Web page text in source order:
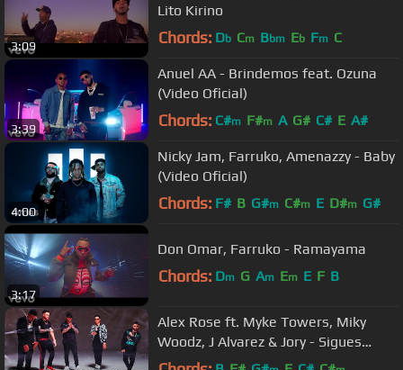
3:09
Lito Kirino
Chords: Db Cm Bbm Eb Fm C
3:39
Anuel AA - Brindemos feat. Ozuna
(Video Oficial)
Chords: C#m F#m A G# C# E A#
4:00
Nicky Jam, Farruko, Amenazzy - Baby
(Video Oficial)
Chords: F# B G#m C#m E D#m G#
3:17
Don Omar, Farruko - Ramayama
Chords: Dm G Am Em E F B
Alex Rose ft. Myke Towers, Miky
Woodz, J Alvarez & Jory - Sigues
Preguntando (Remix) [Video Oficial]